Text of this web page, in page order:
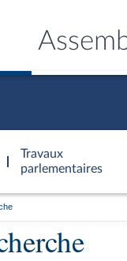
Travaux
parlementaires